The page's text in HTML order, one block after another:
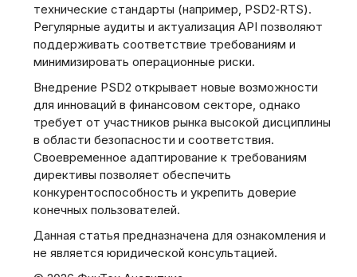
технические стандарты (например, PSD2‑RTS).
Регулярные аудиты и актуализация API позволяют
поддерживать соответствие требованиям и
минимизировать операционные риски.
Внедрение PSD2 открывает новые возможности
для инноваций в финансовом секторе, однако
требует от участников рынка высокой дисциплины
в области безопасности и соответствия.
Своевременное адаптирование к требованиям
директивы позволяет обеспечить
конкурентоспособность и укрепить доверие
конечных пользователей.
Данная статья предназначена для ознакомления и
не является юридической консультацией.